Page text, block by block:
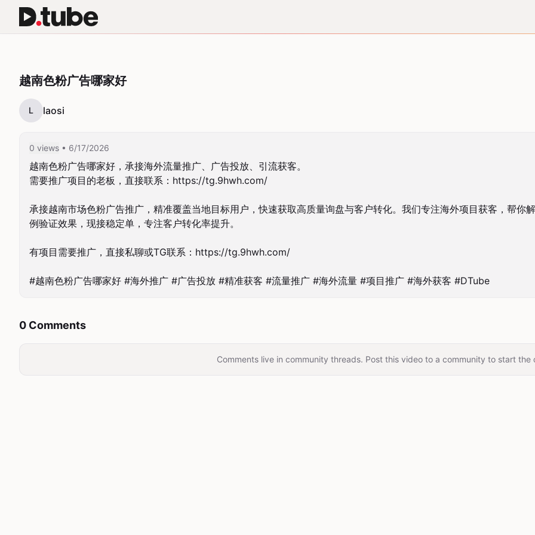
越南色粉广告哪家好
L laosi
0 views • 6/17/2026
越南色粉广告哪家好，承接海外流量推广、广告投放、引流获客。
需要推广项目的老板，直接联系：https://tg.9hwh.com/
承接越南市场色粉广告推广，精准覆盖当地目标用户，快速获取高质量询盘与客户转化。我们专注海外项目获客，帮你
例验证效果，现接稳定单，专注客户转化率提升。
有项目需要推广，直接私聊或TG联系：https://tg.9hwh.com/
#越南色粉广告哪家好 #海外推广 #广告投放 #精准获客 #流量推广 #海外流量 #项目推广 #海外获客 #DTube
0 Comments
Comments live in community threads. Post this video to a community to start the